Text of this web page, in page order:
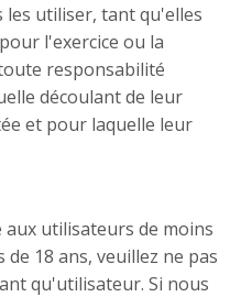
les utiliser, tant qu'elles
l'exercice ou la
responsabilité
découlant de leur
et pour laquelle leur
aux utilisateurs de moins
de 18 ans, veuillez ne pas
qu'utilisateur. Si nous